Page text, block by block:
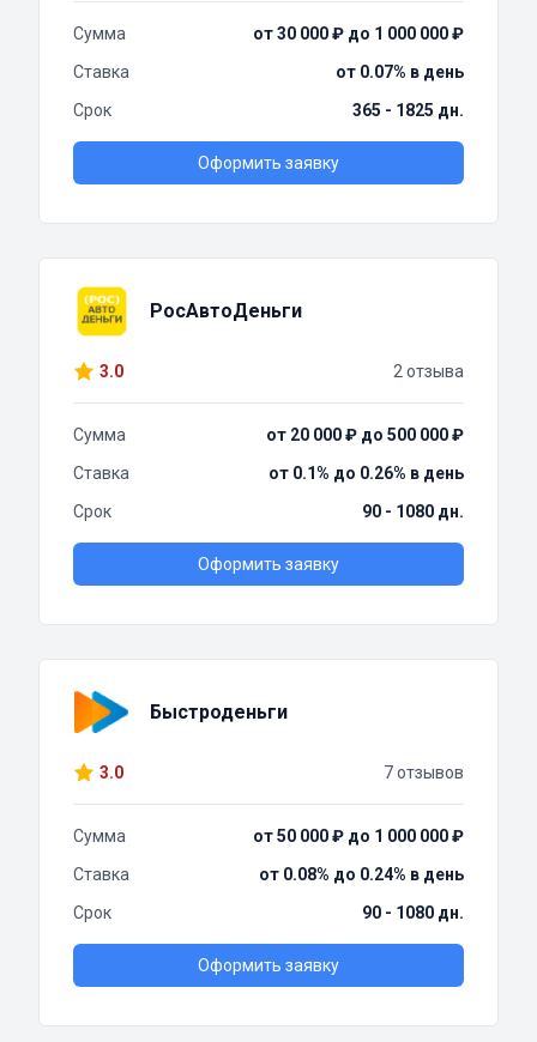
Сумма
от 30 000 ₽ до 1 000 000 ₽
Ставка
от 0.07% в день
Срок
365 - 1825 дн.
Оформить заявку
РосАвтоДеньги
3.0 2 отзыва
Сумма
от 20 000 ₽ до 500 000 ₽
Ставка
от 0.1% до 0.26% в день
Срок
90 - 1080 дн.
Оформить заявку
Быстроденьги
3.0 7 отзывов
Сумма
от 50 000 ₽ до 1 000 000 ₽
Ставка
от 0.08% до 0.24% в день
Срок
90 - 1080 дн.
Оформить заявку